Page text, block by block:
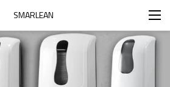
SMARLEAN